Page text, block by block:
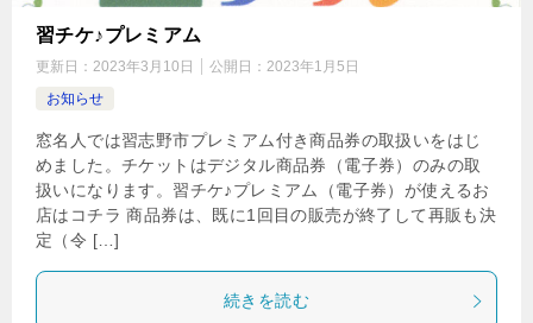
習チケ♪プレミアム
更新日： 2023年3月10日 公開日： 2023年1月5日
お知らせ
窓名人では習志野市プレミアム付き商品券の取扱いをはじ
めました。チケットはデジタル商品券（電子券）のみの取
扱いになります。習チケ♪プレミアム（電子券）が使えるお
店はコチラ 商品券は、既に1回目の販売が終了して再販も決
定（令 […]
続きを読む